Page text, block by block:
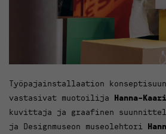
Työpajainstallaation
vastasivat muotoilija Hanna-
kuvittaja ja graafinen
ja Designmuseon museolehtori